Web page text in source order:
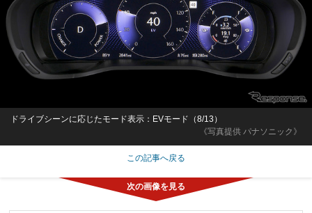
《写真提供 パナソニック》
ドライブシーンに応じたモード表示：EVモード（8/13）
この記事へ戻る